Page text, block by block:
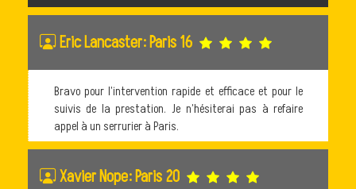
Eric Lancaster: Paris 16
Bravo pour l’intervention rapide et efficace et pour le
suivis de la prestation. Je n’hésiterai pas à refaire
appel à un serrurier à Paris.
Xavier Nope: Paris 20